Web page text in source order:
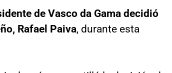
de Vasco da Gama decidió
Rafael Paiva, durante esta